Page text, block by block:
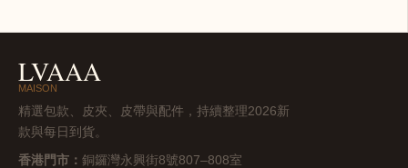
LVAAA
MAISON
精選包款、皮夾、皮帶與配件，持續整理2026新
款與每日到貨。
香港門市： 銅鑼灣永興街8號807–808室